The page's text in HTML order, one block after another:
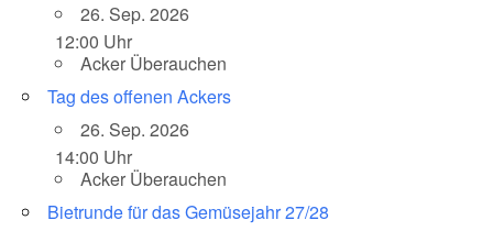
26. Sep. 2026
12:00 Uhr
Acker Überauchen
Tag des offenen Ackers
26. Sep. 2026
14:00 Uhr
Acker Überauchen
Bietrunde für das Gemüsejahr 27/28